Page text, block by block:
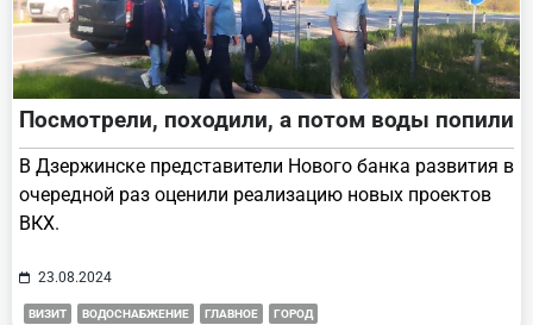
Посмотрели, походили, а потом воды попили
В Дзержинске представители Нового банка развития в
очередной раз оценили реализацию новых проектов
ВКХ.
23.08.2024
ВИЗИТ ВОДОСНАБЖЕНИЕ ГЛАВНОЕ ГОРОД